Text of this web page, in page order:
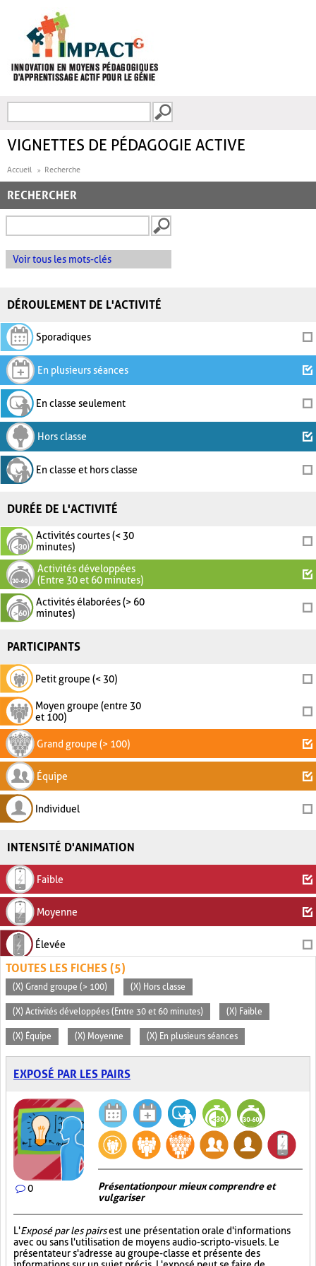
FORMULAIRE DE
VIGNETTES DE PÉDAGOGIE ACTIVE
Accueil Recherche
RECHERCHER
Voir tous les mots-clés
DÉROULEMENT DE L'ACTIVITÉ
Sporadiques
En plusieurs séances
En classe seulement
Hors classe
En classe et hors classe
DURÉE DE L'ACTIVITÉ
Activités courtes (< 30
minutes)
Activités développées
(Entre 30 et 60 minutes)
Activités élaborées (> 60
minutes)
PARTICIPANTS
Petit groupe (< 30)
Moyen groupe (entre 30
et 100)
Grand groupe (> 100)
Équipe
Individuel
INTENSITÉ D'ANIMATION
Faible
Moyenne
Élevée
TOUTES LES FICHES (5)
(X) Grand groupe (> 100) (X) Hors classe
(X) Activités développées (Entre 30 et 60 minutes) (X) Faible
(X) Équipe (X) Moyenne (X) En plusieurs séances
EXPOSÉ PAR LES PAIRS
0
Présentation pour mieux comprendre et
vulgariser
L'Exposé par les pairsest une présentation orale d'informations
avec ou sans l'utilisation de moyens audio-scripto-visuels. Le
présentateur s'adresse au groupe-classe et présente des